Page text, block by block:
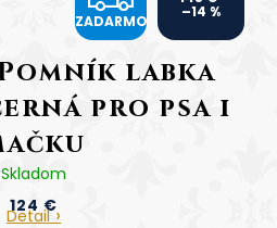
A
D
ZADARMO –14 %
labka
psa i
gravírování
Skladom
124 €
Detail